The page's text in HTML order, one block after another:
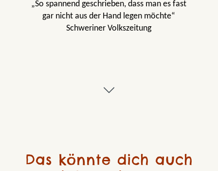
„So spannend geschrieben, dass man es fast
gar nicht aus der Hand legen möchte“
Schweriner Volkszeitung
Das könnte dich auch